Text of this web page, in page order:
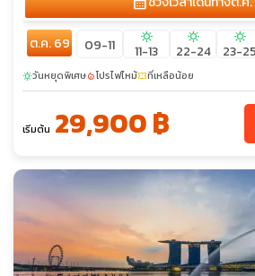
ต.ค. 69 09-11 sunny
11-13
sunny
22-24
sunny
23-25
sunnyวันหยุดพิเศษlocal_fire_departmentโปรไฟไหม้confirmation_numberที่เหลือน้อย
เริ่มต้น 29,900 ฿